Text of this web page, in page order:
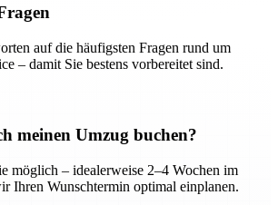
auf die häufigsten Fragen rund um
– damit Sie bestens vorbereitet sind.
meinen Umzug buchen?
möglich – idealerweise 2–4 Wochen im
Ihren Wunschtermin optimal einplanen.